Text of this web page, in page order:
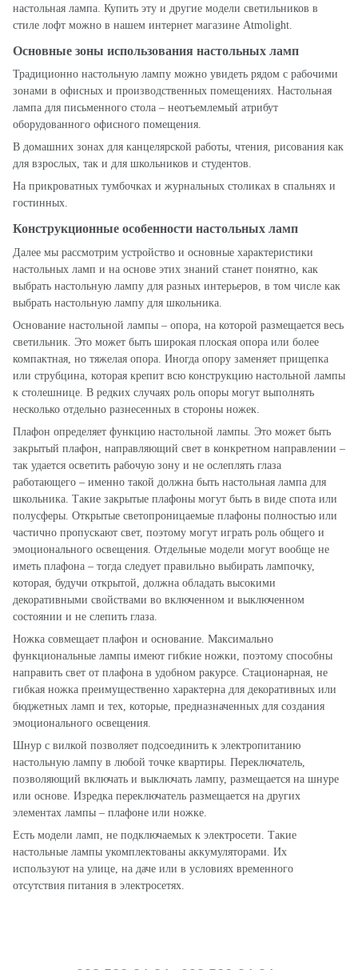
настольная лампа. Купить эту и другие модели светильников в
стиле лофт можно в нашем интернет магазине Atmolight
Основные зоны использования настольных ламп
Традиционно настольную лампу можно увидеть рядом с рабочими
зонами в офисных и производственных помещениях. Настольная
лампа для письменного стола – неотъемлемый атрибут
оборудованного офисного помещения.
В домашних зонах для канцелярской работы, чтения, рисования как
для взрослых, так и для школьников и студентов.
На прикроватных тумбочках и журнальных столиках в спальнях и
гостинных.
Конструкционные особенности настольных ламп
Далее мы рассмотрим устройство и основные характеристики
настольных ламп и на основе этих знаний станет понятно, как
выбрать настольную лампу для разных интерьеров, в том числе как
выбрать настольную лампу для школьника.
Основание настольной лампы – опора, на которой размещается весь
светильник. Это может быть широкая плоская опора или более
компактная, но тяжелая опора. Иногда опору заменяет прищепка
или струбцина, которая крепит всю конструкцию настольной лампы
к столешнице. В редких случаях роль опоры могут выполнять
несколько отдельно разнесенных в стороны ножек.
Плафон определяет функцию настольной лампы. Это может быть
закрытый плафон, направляющий свет в конкретном направлении –
так удается осветить рабочую зону и не ослеплять глаза
работающего – именно такой должна быть настольная лампа для
школьника. Такие закрытые плафоны могут быть в виде спота или
полусферы. Открытые светопроницаемые плафоны полностью или
частично пропускают свет, поэтому могут играть роль общего и
эмоционального освещения. Отдельные модели могут вообще не
иметь плафона – тогда следует правильно выбирать лампочку,
которая, будучи открытой, должна обладать высокими
декоративными свойствами во включенном и выключенном
состоянии и не слепить глаза.
Ножка совмещает плафон и основание. Максимально
функциональные лампы имеют гибкие ножки, поэтому способны
направить свет от плафона в удобном ракурсе. Стационарная, не
гибкая ножка преимущественно характерна для декоративных или
бюджетных ламп и тех, которые, предназначенных для создания
эмоционального освещения.
Шнур с вилкой позволяет подсоединить к электропитанию
настольную лампу в любой точке квартиры. Переключатель,
позволяющий включать и выключать лампу, размещается на шнуре
или основе. Изредка переключатель размещается на других
элементах лампы – плафоне или ножке.
Есть модели ламп, не подключаемых к электросети. Такие
настольные лампы укомплектованы аккумуляторами. Их
используют на улице, на даче или в условиях временного
отсутствия питания в электросетях.